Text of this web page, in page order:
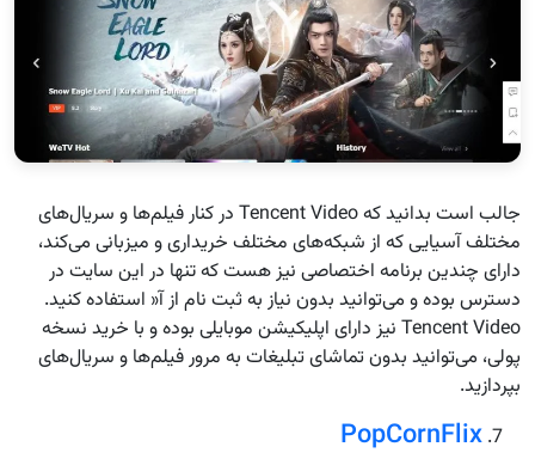
جالب است بدانید که Tencent Video در کنار فیلم‌ها و سریال‌های
مختلف آسیایی که از شبکه‌های مختلف خریداری و میزبانی می‌کند،
دارای چندین برنامه اختصاصی نیز هست که تنها در این سایت در
دسترس بوده و می‌توانید بدون نیاز به ثبت نام از آ« استفاده کنید.
Tencent Video نیز دارای اپلیکیشن موبایلی بوده و با خرید نسخه
پولی، می‌توانید بدون تماشای تبلیغات به مرور فیلم‌ها و سریال‌های
بپردازید.
PopCornFlix